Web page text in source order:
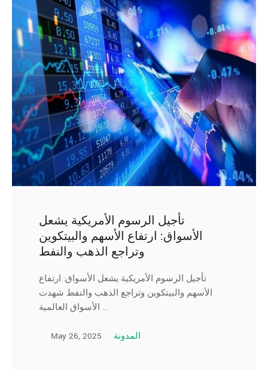
تأجيل الرسوم الأمريكية يشعل
الأسواق: ارتفاع الأسهم والبيتكوين
وتراجع الذهب والنفط
تأجيل الرسوم الأمريكية يشعل الأسواق: ارتفاع
الأسهم والبيتكوين وتراجع الذهب والنفط شهدت
الأسواق العالمية …
May 26, 2025 المدونة